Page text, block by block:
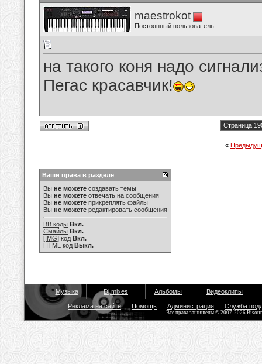
maestrokot
Постоянный пользователь
на такого коня надо
Пегас красавчик!
Страница
«
Ваши права в разделе
Вы не можете создавать темы
Вы не можете отвечать на сообщения
Вы не можете прикреплять файлы
Вы не можете редактировать сообщения
BB коды Вкл.
Смайлы Вкл.
[IMG] код Вкл.
HTML код Выкл.
Музыка Dj mixes Альбомы Видеоклипы
Реклама на сайте Помощь Администрация Служба
Все права защищены © 2007-2026